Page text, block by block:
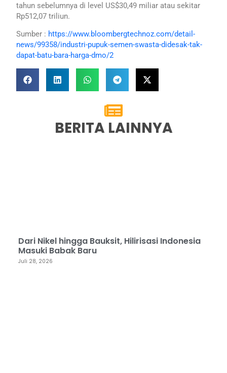
tahun sebelumnya di level US$30,49 miliar atau sekitar
Rp512,07 triliun.
Sumber : https://www.bloombergtechnoz.com/detail-
news/99358/industri-pupuk-semen-swasta-didesak-tak-
dapat-batu-bara-harga-dmo/2
BERITA LAINNYA
Dari Nikel hingga Bauksit, Hilirisasi Indonesia
Masuki Babak Baru
Juli 28, 2026